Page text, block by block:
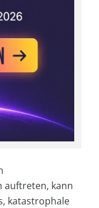
auftreten, kann
katastrophale